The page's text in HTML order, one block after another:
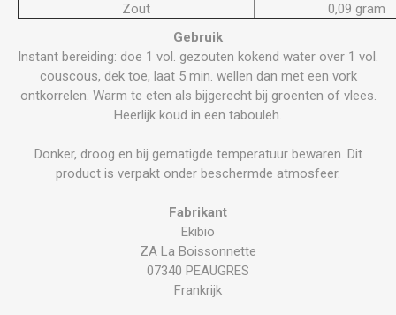
Zout
0,09 gram
Gebruik
Instant bereiding: doe 1 vol. gezouten kokend water over 1 vol.
couscous, dek toe, laat 5 min. wellen dan met een vork
ontkorrelen. Warm te eten als bijgerecht bij groenten of vlees.
Heerlijk koud in een tabouleh.
Donker, droog en bij gematigde temperatuur bewaren. Dit
product is verpakt onder beschermde atmosfeer.
Fabrikant
Ekibio
ZA La Boissonnette
07340 PEAUGRES
Frankrijk